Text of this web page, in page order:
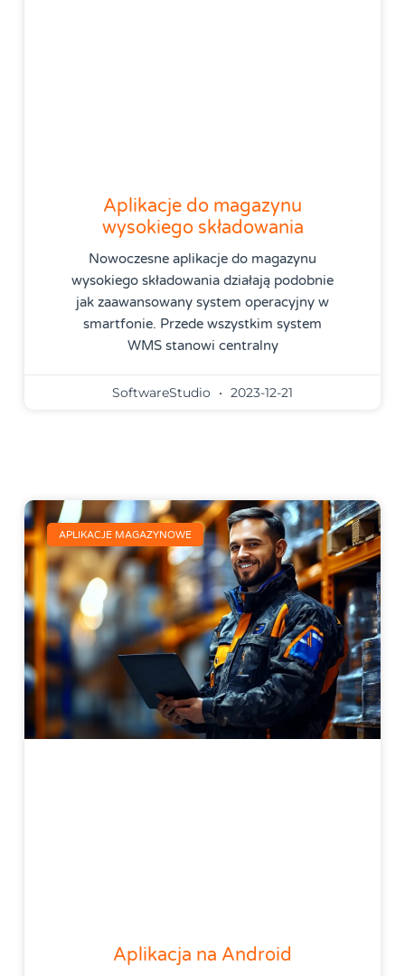
Aplikacje do magazynu
wysokiego składowania
Nowoczesne aplikacje do magazynu
wysokiego składowania działają podobnie
jak zaawansowany system operacyjny w
smartfonie. Przede wszystkim system
WMS stanowi centralny
SoftwareStudio 2023-12-21
APLIKACJE MAGAZYNOWE
Aplikacja na Android